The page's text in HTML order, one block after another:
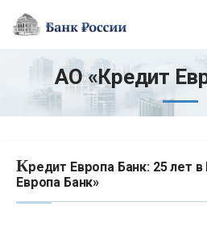
АО «Кредит
Кредит Европа Банк: 25 лет
Европа Банк»